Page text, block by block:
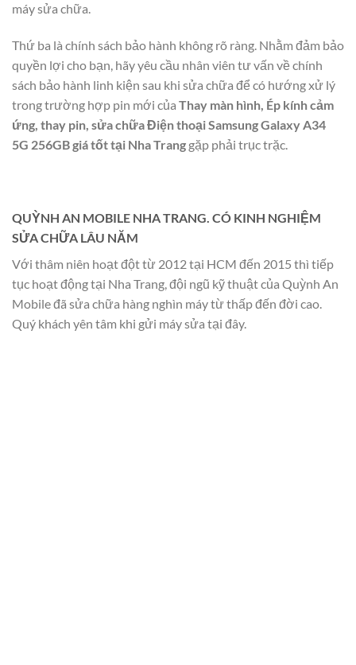
máy sửa chữa.
Thứ ba là chính sách bảo hành không rõ ràng. Nhằm đảm bảo
quyền lợi cho bạn, hãy yêu cầu nhân viên tư vấn về chính
sách bảo hành linh kiện sau khi sửa chữa để có hướng xử lý
trong trường hợp pin mới của Thay màn hình, Ép kính cảm
ứng, thay pin, sửa chữa Điện thoại Samsung Galaxy A34
5G 256GB giá tốt tại Nha Trang gặp phải trục trặc.
QUỲNH AN MOBILE NHA TRANG. CÓ KINH NGHIỆM
SỬA CHỮA LÂU NĂM
Với thâm niên hoạt đột từ 2012 tại HCM đến 2015 thì tiếp
tục hoạt động tại Nha Trang, đội ngũ kỹ thuật của Quỳnh An
Mobile đã sửa chữa hàng nghìn máy từ thấp đến đời cao.
Quý khách yên tâm khi gửi máy sửa tại đây.